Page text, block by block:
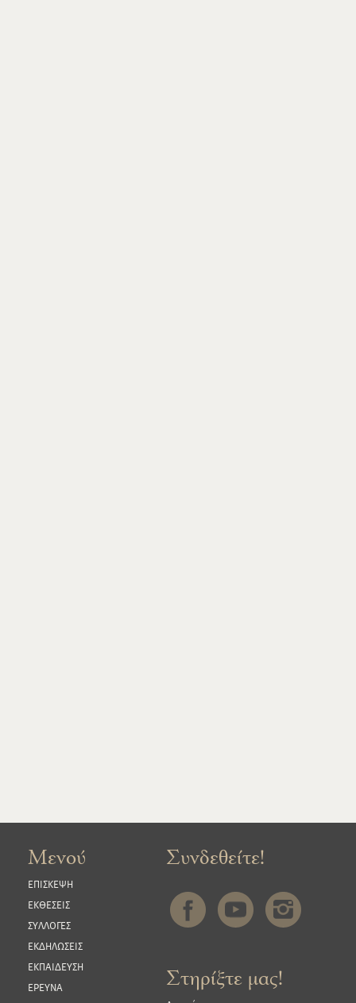
Μενού
ΕΠΙΣΚΕΨΗ
ΕΚΘΕΣΕΙΣ
ΣΥΛΛΟΓΕΣ
ΕΚΔΗΛΩΣΕΙΣ
ΕΚΠΑΙΔΕΥΣΗ
ΕΡΕΥΝΑ
Συνδεθείτε!
Στηρίξτε μας!